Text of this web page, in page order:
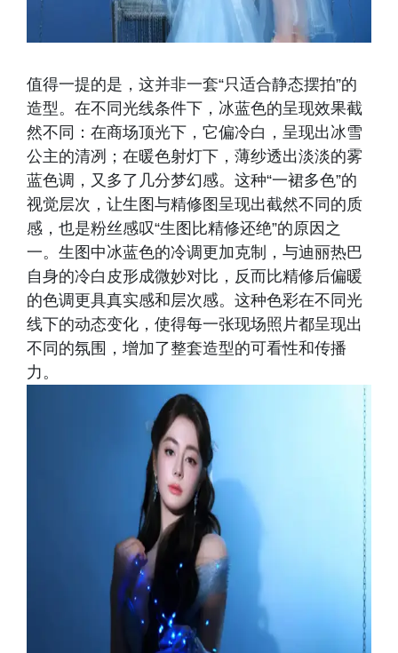
值得一提的是，这并非一套“只适合静态摆拍”的
造型。在不同光线条件下，冰蓝色的呈现效果截
然不同：在商场顶光下，它偏冷白，呈现出冰雪
公主的清冽；在暖色射灯下，薄纱透出淡淡的雾
蓝色调，又多了几分梦幻感。这种“一裙多色”的
视觉层次，让生图与精修图呈现出截然不同的质
感，也是粉丝感叹“生图比精修还绝”的原因之
一。生图中冰蓝色的冷调更加克制，与迪丽热巴
自身的冷白皮形成微妙对比，反而比精修后偏暖
的色调更具真实感和层次感。这种色彩在不同光
线下的动态变化，使得每一张现场照片都呈现出
不同的氛围，增加了整套造型的可看性和传播
力。